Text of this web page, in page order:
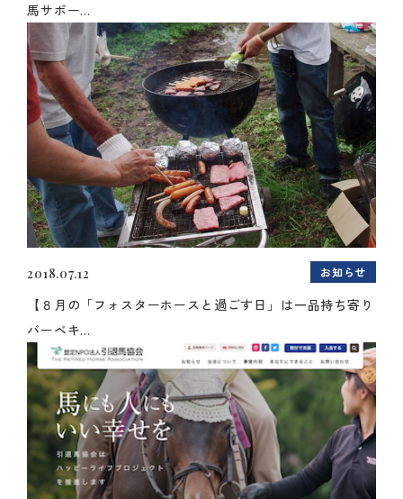
馬サポー...
2018.07.12 お知らせ
【８月の「フォスターホースと過ごす日」は一品持ち寄り
バーベキ...